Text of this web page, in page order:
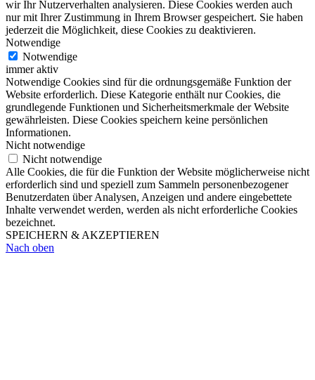
wir Ihr Nutzerverhalten analysieren. Diese Cookies werden auch
nur mit Ihrer Zustimmung in Ihrem Browser gespeichert. Sie haben
jederzeit die Möglichkeit, diese Cookies zu deaktivieren.
Notwendige
Notwendige
immer aktiv
Notwendige Cookies sind für die ordnungsgemäße Funktion der
Website erforderlich. Diese Kategorie enthält nur Cookies, die
grundlegende Funktionen und Sicherheitsmerkmale der Website
gewährleisten. Diese Cookies speichern keine persönlichen
Informationen.
Nicht notwendige
Nicht notwendige
Alle Cookies, die für die Funktion der Website möglicherweise nicht
erforderlich sind und speziell zum Sammeln personenbezogener
Benutzerdaten über Analysen, Anzeigen und andere eingebettete
Inhalte verwendet werden, werden als nicht erforderliche Cookies
bezeichnet.
SPEICHERN & AKZEPTIEREN
Nach oben